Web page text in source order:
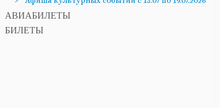
АВИАБИЛЕТЫ
БИЛЕТЫ